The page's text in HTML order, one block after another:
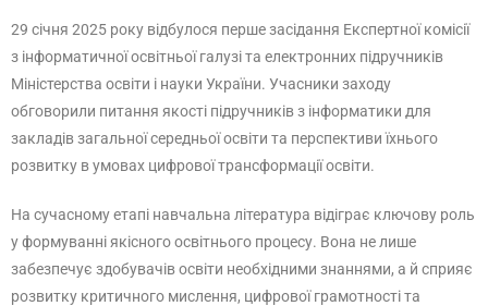
29 січня 2025 року відбулося перше засідання Експертної комісії
з інформатичної освітньої галузі та електронних підручників
Міністерства освіти і науки України. Учасники заходу
обговорили питання якості підручників з інформатики для
закладів загальної середньої освіти та перспективи їхнього
розвитку в умовах цифрової трансформації освіти.
На сучасному етапі навчальна література відіграє ключову роль
у формуванні якісного освітнього процесу. Вона не лише
забезпечує здобувачів освіти необхідними знаннями, а й сприяє
розвитку критичного мислення, цифрової грамотності та